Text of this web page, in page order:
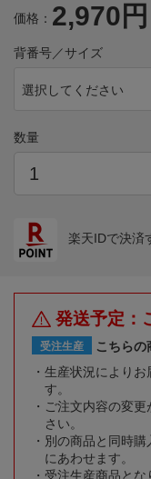
価格： 2,970円
背番号／サイズ
選択してください
数量
楽天IDで決済
発送予定：
受注生産
こちらの
生産状況によりお
す。
ご注文内容の変
さい。
別の商品と同時
にあわせます。
受注生産商品と